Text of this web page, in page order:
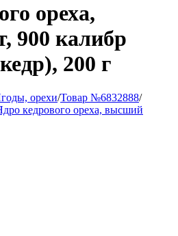
ореха,
900 калибр
200 г
орехи/Товар №6832888/